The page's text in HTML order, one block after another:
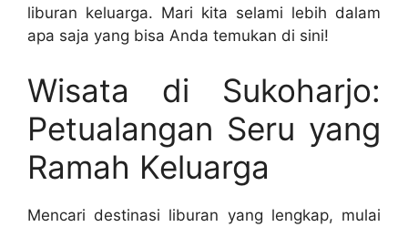
liburan keluarga. Mari kita selami lebih dalam
apa saja yang bisa Anda temukan di sini!
Wisata di Sukoharjo:
Petualangan Seru yang
Ramah Keluarga
Mencari destinasi liburan yang lengkap, mulai